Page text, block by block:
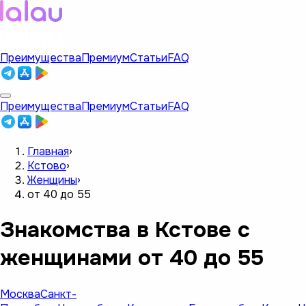
ПреимуществаПремиумСтатьиFAQ
ПреимуществаПремиумСтатьиFAQ
Главная›
Кстово›
Женщины›
от 40 до 55
Знакомства в Кстове с
женщинами от 40 до 55
МоскваСанкт-